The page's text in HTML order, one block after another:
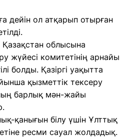
дейін ол атқарып отырған
облысына
жүйесі комитетінің арнайы
болды. Қазіргі уақытта
қызметтік тексеру
барлық мән-жайы
қанығын білу үшін Ұлттық
ресми сауал жолдадық.